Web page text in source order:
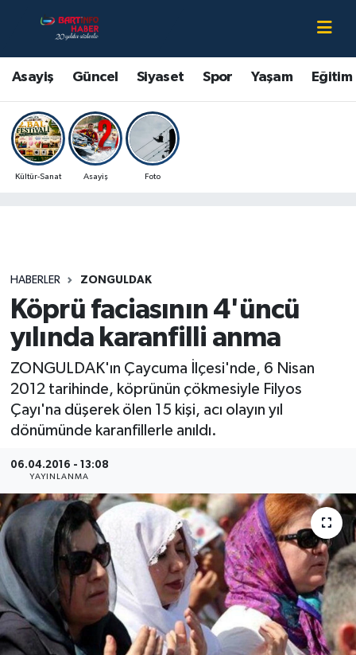
Asayiş Güncel Siyaset Spor Yaşam Eğitim
Kültür-Sanat Asayiş Foto
HABERLER ZONGULDAK
Köprü faciasının 4'üncü
yılında karanfilli anma
ZONGULDAK'ın Çaycuma İlçesi'nde, 6 Nisan
2012 tarihinde, köprünün çökmesiyle Filyos
Çayı'na düşerek ölen 15 kişi, acı olayın yıl
dönümünde karanfillerle anıldı.
06.04.2016 - 13:08
YAYINLANMA
Asayiş
Bartın Hakkında
Çevre
Eğitim
Kültür-Sanat
Magazin
Medya
Sağlık
Sinema
Sivil Toplum
Siyaset
Spor
Tarım
Bartın Nöbetçi Eczaneler
Bartın Hava Durumu
Bartin Namaz Vakitleri
Bartın Trafik Yoğunluk Haritası
Son Dakika Haberleri
Haber Arşivi